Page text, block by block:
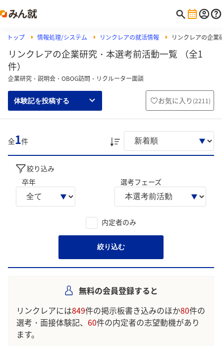
トップ 情報処理/システム リンクレアの就活情報 リンクレアの企
リンクレアの企業研究・本選考前活動一覧 （全1
件）
企業研究・説明会・OBOG訪問・リクルーター面談
体験記を投稿する お気に入り (2211)
全1件
絞り込み
卒年
選考フェーズ
内定者のみ
絞り込む
無料の会員登録すると
リンクレアには849件の掲示板書き込みのほか80件の
選考・面接体験記、 60件の内定者の志望動機があり
ます。